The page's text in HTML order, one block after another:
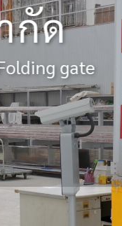
ตนเลส 304